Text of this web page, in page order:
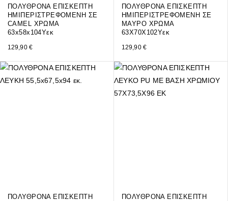
ΠΟΛΥΘΡΟΝΑ ΕΠΙΣΚΕΠΤΗ
ΗΜΙΠΕΡΙΣΤΡΕΦΟΜΕΝΗ ΣΕ
CAMEL ΧΡΩΜΑ
63x58x104Υεκ
129,90 €
ΠΟΛΥΘΡΟΝΑ ΕΠΙΣΚΕΠΤΗ
ΗΜΙΠΕΡΙΣΤΡΕΦΟΜΕΝΗ ΣΕ
ΜΑΥΡΟ ΧΡΩΜΑ
63Χ70Χ102Υεκ
129,90 €
ΠΟΛΥΘΡΟΝΑ ΕΠΙΣΚΕΠΤΗ
ΠΟΛΥΘΡΟΝΑ ΕΠΙΣΚΕΠΤΗ